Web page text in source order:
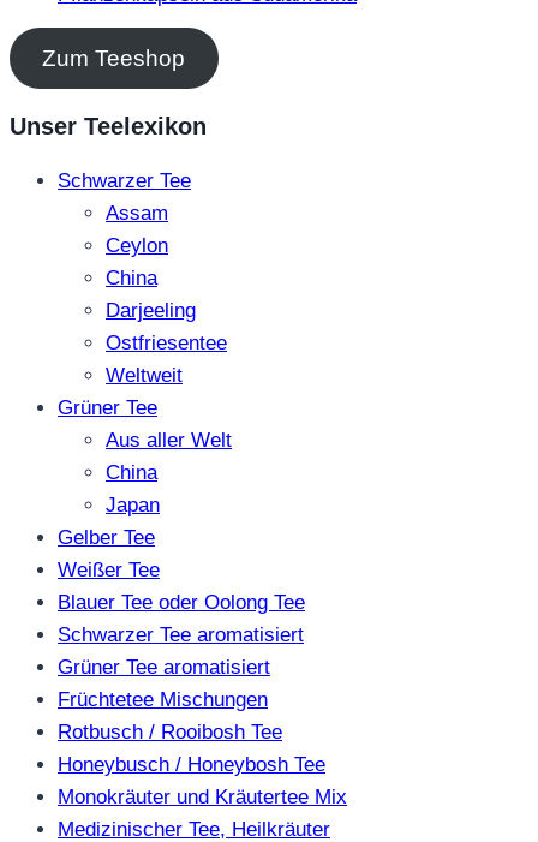
Zum Teeshop
Unser Teelexikon
Schwarzer Tee
Assam
Ceylon
China
Darjeeling
Ostfriesentee
Weltweit
Grüner Tee
Aus aller Welt
China
Japan
Gelber Tee
Weißer Tee
Blauer Tee oder Oolong Tee
Schwarzer Tee aromatisiert
Grüner Tee aromatisiert
Früchtetee Mischungen
Rotbusch / Rooibosh Tee
Honeybusch / Honeybosh Tee
Monokräuter und Kräutertee Mix
Medizinischer Tee, Heilkräuter